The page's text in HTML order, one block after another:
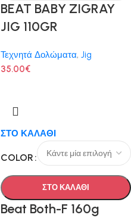
BEAT BABY ZIGRAY
JIG 110GR
Τεχνητά Δολώματα, Jig
35.00€
ΣΤΟ ΚΑΛΑΘΙ
COLOR
ΣΤΟ ΚΑΛΑΘΙ
Beat Both-F 160g